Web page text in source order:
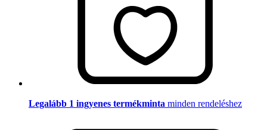
Legalább 1 ingyenes termékminta minden rendeléshez